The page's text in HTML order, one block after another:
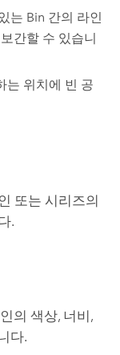
는 Bin 간의 라인
간할 수 있습니
는 위치에 빈 공
또는 시리즈의
.
의 색상, 너비,
다.